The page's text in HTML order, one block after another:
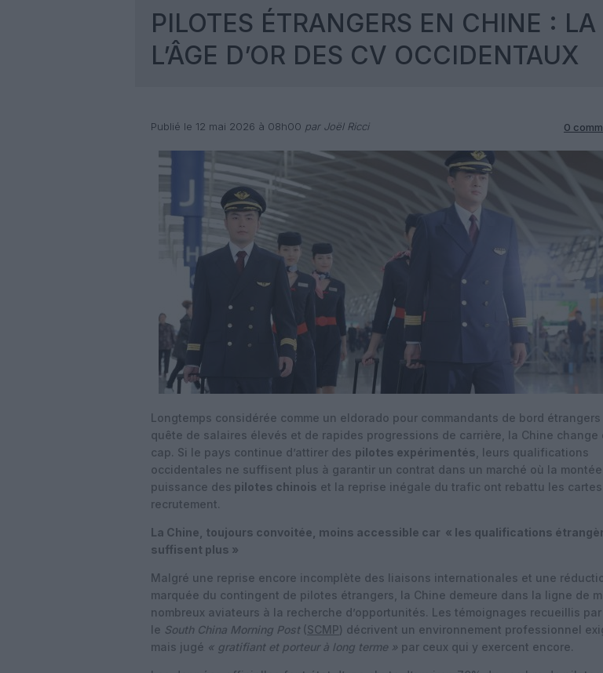
PILOTES ÉTRANGERS EN CHINE :
L’ÂGE D’OR DES CV OCCIDENTAUX
Publié le 12 mai 2026 à 08h00 par Joël Ricci 0
Longtemps considérée comme un eldorado pour commandants de bord étrangers
quête de salaires élevés et de rapides progressions de carrière, la Chine change
cap. Si le pays continue d’attirer des pilotes expérimentés , leurs qualifications
occidentales ne suffisent plus à garantir un contrat dans un marché où la montée
puissance des pilotes chinois et la reprise inégale du trafic ont rebattu les cartes
recrutement.
La Chine, toujours convoitée, moins accessible car « les qualifications
suffisent plus »
Malgré une reprise encore incomplète des liaisons internationales et une
marquée du contingent de pilotes étrangers, la Chine demeure dans la ligne de
nombreux aviateurs à la recherche d’opportunités. Les témoignages recueillis par
le South China Morning Post (SCMP) décrivent un environnement professionnel
mais jugé « gratifiant et porteur à long terme » par ceux qui y exercent encore.